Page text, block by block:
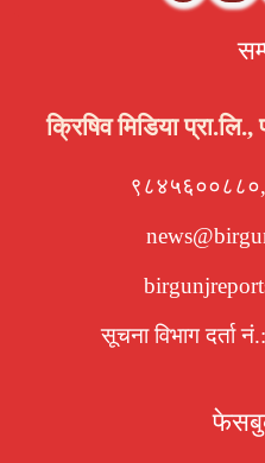
क्रिषिव मिडिया
सूचना विभाग